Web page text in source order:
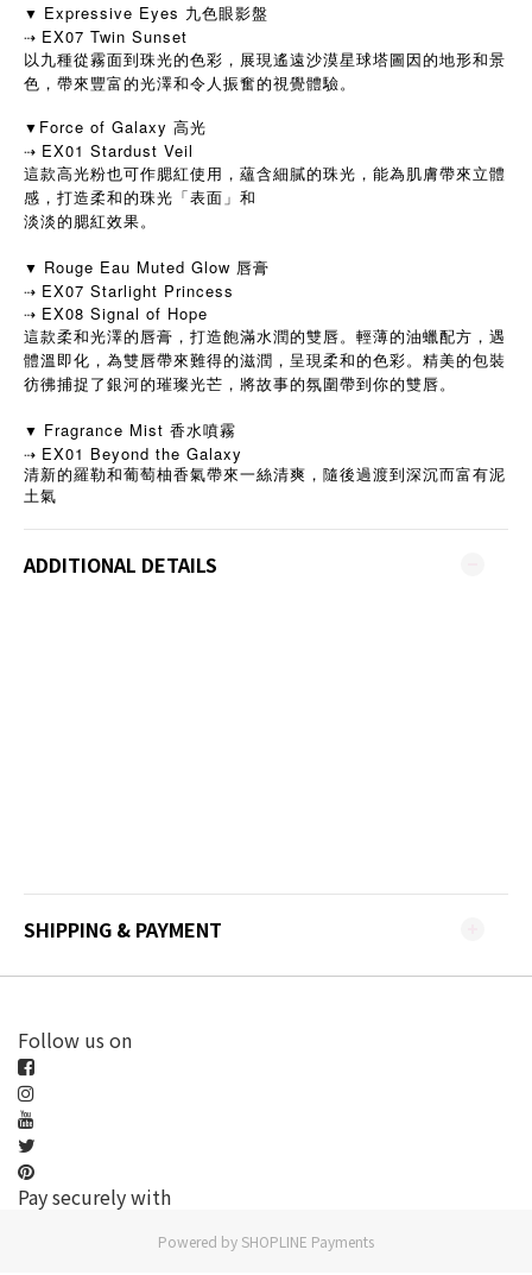
▼ Expressive Eyes 九色眼影盤
⇢ EX07 Twin Sunset
以九種從霧面到珠光的色彩，展現遙遠沙漠星球塔圖因的地形和景
色，帶來豐富的光澤和令人振奮的視覺體驗。
▼ Force of Galaxy 高光
⇢ EX01 Stardust Veil
這款高光粉也可作腮紅使用，蘊含細膩的珠光，能為肌膚帶來立體
感，打造柔和的珠光「表面」和
淡淡的腮紅效果。
▼ Rouge Eau Muted Glow 唇膏
⇢ EX07 Starlight Princess
⇢ EX08 Signal of Hope
這款柔和光澤的唇膏，打造飽滿水潤的雙唇。輕薄的油蠟配方，遇
體溫即化，為雙唇帶來難得的滋潤，呈現柔和的色彩。精美的包裝
彷彿捕捉了銀河的璀璨光芒，將故事的氛圍帶到你的雙唇。
▼ Fragrance Mist 香水噴霧
⇢ EX01 Beyond the Galaxy
清新的羅勒和葡萄柚香氣帶來一絲清爽，隨後過渡到深沉而富有泥
土氣
ADDITIONAL DETAILS
SHIPPING & PAYMENT
Follow us on
Pay securely with
Powered by SHOPLINE Payments